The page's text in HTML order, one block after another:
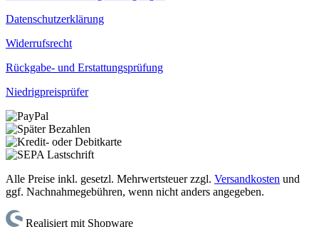
Datenschutzerklärung
Widerrufsrecht
Rückgabe- und Erstattungsprüfung
Niedrigpreisprüfer
Alle Preise inkl. gesetzl. Mehrwertsteuer zzgl. Versandkosten und
ggf. Nachnahmegebühren, wenn nicht anders angegeben.
Realisiert mit Shopware